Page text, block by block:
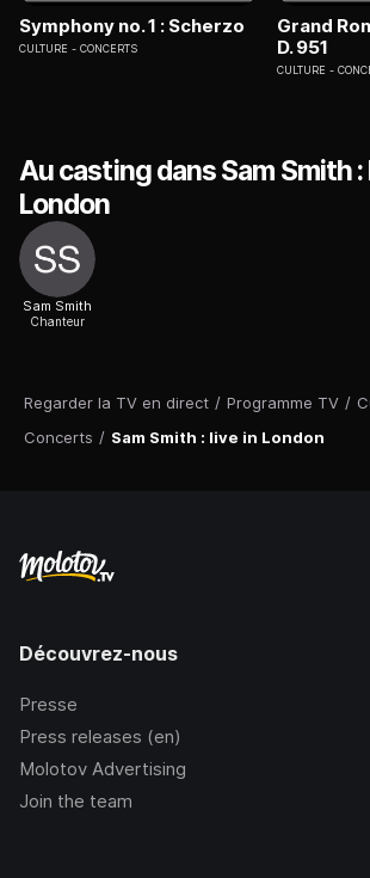
Regarder la TV en direct / Programme TV /
Concerts / Sam Smith : live in London
Symphony no. 1 : Scherzo
CULTURE CONCERTS
Grand
D. 951
CULTURE
Au casting dans Sam Smith :
London
Sam Smith
Chanteur
Découvrez-nous
Presse
Press releases (en)
Molotov Advertising
Join the team